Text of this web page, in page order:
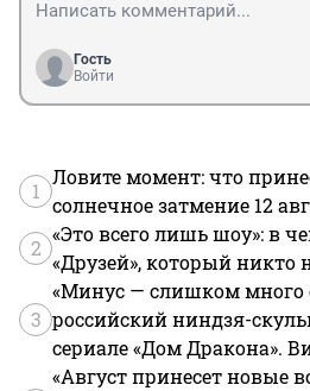
Гость
Войти
1
Ловите момент: что
солнечное затмение 12
2
«Это всего лишь шоу»: в
«Друзей», который никто
3
«Минус — слишком много
российский ниндзя-
сериале «Дом Дракона».
«Август принесет новые